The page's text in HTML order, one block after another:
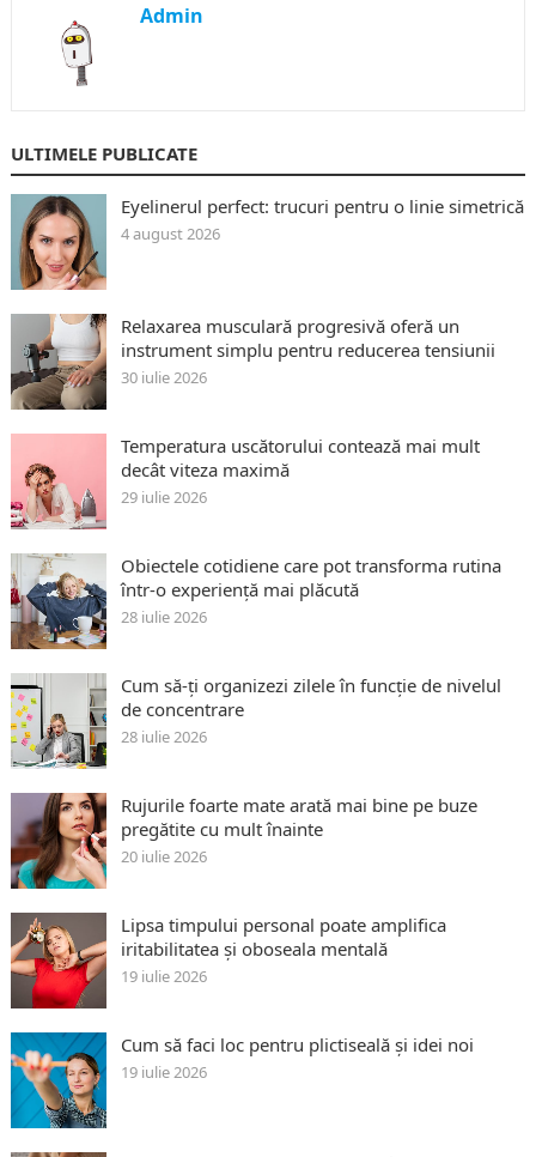
Admin
ULTIMELE PUBLICATE
Eyelinerul perfect: trucuri pentru o linie simetrică
4 august 2026
Relaxarea musculară progresivă oferă un
instrument simplu pentru reducerea tensiunii
30 iulie 2026
Temperatura uscătorului contează mai mult
decât viteza maximă
29 iulie 2026
Obiectele cotidiene care pot transforma rutina
într-o experiență mai plăcută
28 iulie 2026
Cum să-ți organizezi zilele în funcție de nivelul
de concentrare
28 iulie 2026
Rujurile foarte mate arată mai bine pe buze
pregătite cu mult înainte
20 iulie 2026
Lipsa timpului personal poate amplifica
iritabilitatea și oboseala mentală
19 iulie 2026
Cum să faci loc pentru plictiseală și idei noi
19 iulie 2026